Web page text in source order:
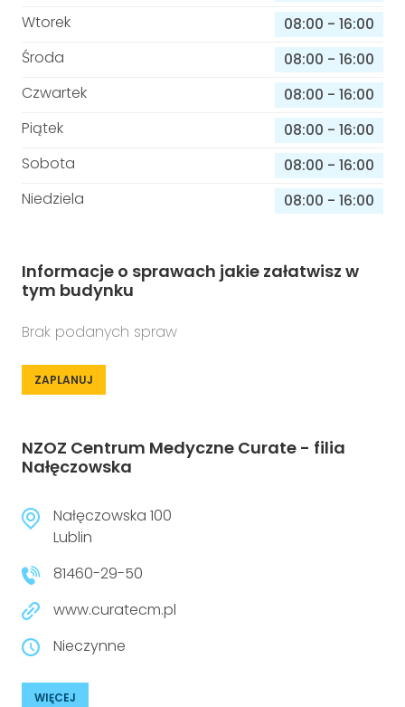
Wtorek 08:00 - 16:00
Środa
08:00 - 16:00
Czwartek
08:00 - 16:00
Piątek
08:00 - 16:00
Sobota
08:00 - 16:00
Niedziela
08:00 - 16:00
Informacje o sprawach jakie załatwisz w
tym budynku
Brak podanych spraw
ZAPLANUJ
NZOZ Centrum Medyczne Curate - filia
Nałęczowska
Nałęczowska 100
Lublin
81460-29-50
www.curatecm.pl
Nieczynne
WIĘCEJ